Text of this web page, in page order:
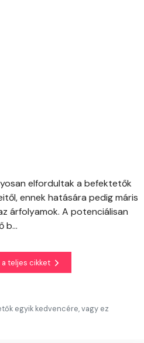
elfordultak a befektetők
ennek hatására pedig máris
árfolyamok. A potenciálisan
b...
a teljes cikket
egyik kedvencére, vagy ez